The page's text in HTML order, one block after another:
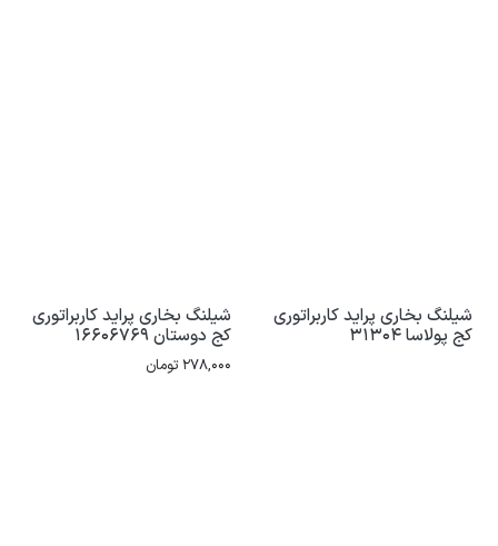
شیلنگ بخاری پراید کاربراتوری
کج پولاسا 31304
شیلنگ بخاری پراید کاربراتوری
کج دوستان 16606769
278,000 تومان